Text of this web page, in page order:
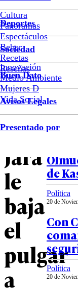
Cultura
Panoramas
Espectáculos
Beber
Recetas
Reseñas
Deportes
Sociedad
Innovación
Medio Ambiente
Mujeres D
Vida Social
Buen Dato
Avisos Legales
Presentado por
Tras
sus
Jara
le
baja
el
pulgar
a
20 de
de
Política
20 de
Con
Política
20 de